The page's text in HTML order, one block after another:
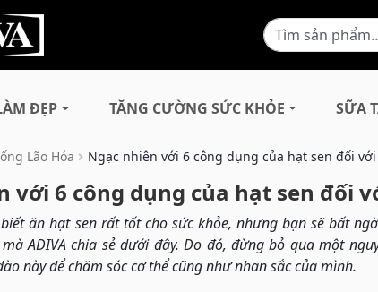
ĐẸP TĂNG CƯỜNG SỨC KHỎE SỮA
Lão Hóa Ngạc nhiên với 6 công dụng của hạt sen đối
với 6 công dụng của hạt sen đối
ăn hạt sen rất tốt cho sức khỏe, nhưng bạn sẽ bất
ADIVA chia sẻ dưới đây. Do đó, đừng bỏ qua một
này để chăm sóc cơ thể cũng như nhan sắc của mình.